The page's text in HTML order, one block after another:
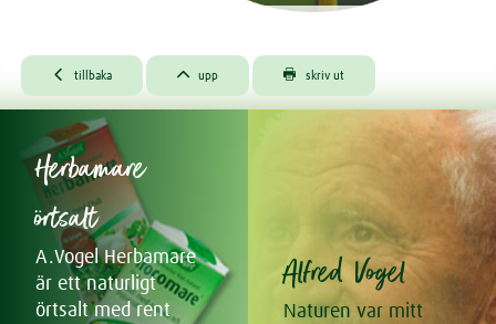
Kelpasan
Lecithin
Molkosan Original
Ögondroppar
Po-Ho Olja
Sabamin
Salvia
Santasapina Bonbons
Trocomare örtsalt
Vallörtscrème
 tillbaka  upp  skriv ut
Herbamare
örtsalt
A.Vogel Herbamare
är ett naturligt
örtsalt med rent
Alfred Vogel
Naturen var mitt